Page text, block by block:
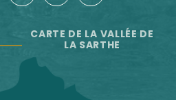
CARTE DE LA VALLÉE DE
LA SARTHE